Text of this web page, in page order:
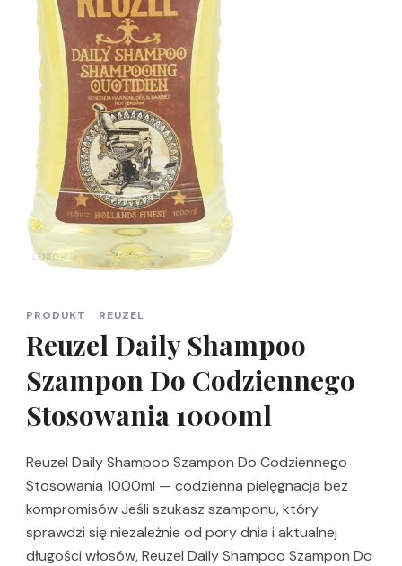
PRODUKT REUZEL
Reuzel Daily Shampoo
Szampon Do Codziennego
Stosowania 1000ml
Reuzel Daily Shampoo Szampon Do Codziennego
Stosowania 1000ml — codzienna pielęgnacja bez
kompromisów Jeśli szukasz szamponu, który
sprawdzi się niezależnie od pory dnia i aktualnej
długości włosów, Reuzel Daily Shampoo Szampon Do